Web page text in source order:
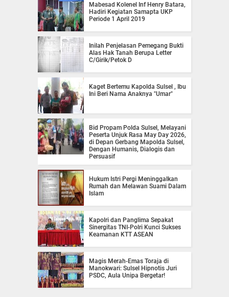
Mabesad Kolenel Inf Henry Batara,
Hadiri Kegiatan Samapta UKP
Periode 1 April 2019
Inilah Penjelasan Pemegang Bukti
Alas Hak Tanah Berupa Letter
C/Girik/Petok D
Kaget Bertemu Kapolda Sulsel , Ibu
Ini Beri Nama Anaknya "Umar"
Bid Propam Polda Sulsel, Melayani
Peserta Unjuk Rasa May Day 2026,
di Depan Gerbang Mapolda Sulsel,
Dengan Humanis, Dialogis dan
Persuasif
Hukum Istri Pergi Meninggalkan
Rumah dan Melawan Suami Dalam
Islam
Kapolri dan Panglima Sepakat
Sinergitas TNI-Polri Kunci Sukses
Keamanan KTT ASEAN
Magis Merah-Emas Toraja di
Manokwari: Sulsel Hipnotis Juri
PSDC, Aula Unipa Bergetar!